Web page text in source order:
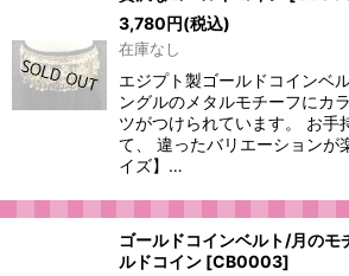
3,780円(税込)
在庫なし
エジプト製ゴールドコインベ
ングルのメタルモチーフにカ
ツがつけられています。 お手
て、 違ったバリエーションが
イズ】…
ゴールドコインベルト/月のモ
ルドコイン [CB0003]